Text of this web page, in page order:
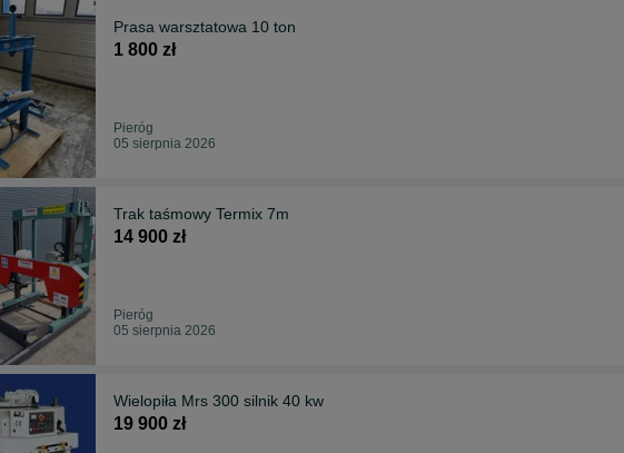
Prasa warsztatowa 10 ton
1 800 zł
Pieróg
05 sierpnia 2026
Trak taśmowy Termix 7m
14 900 zł
Pieróg
05 sierpnia 2026
Wielopiła Mrs 300 silnik 40 kw
19 900 zł